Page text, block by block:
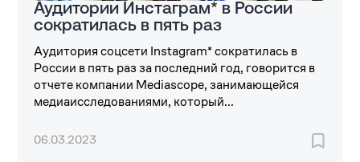
Аудитории Инстаграм* в России
сократилась в пять раз
Аудитория соцсети Instagram* сократилась в
России в пять раз за последний год, говорится в
отчете компании Mediascope, занимающейся
медиаисследованиями, который...
06.03.2023